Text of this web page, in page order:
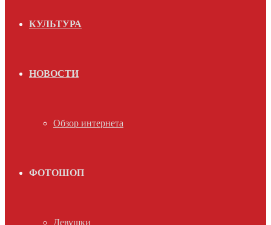
КУЛЬТУРА
НОВОСТИ
Обзор интернета
ФОТОШОП
Девушки